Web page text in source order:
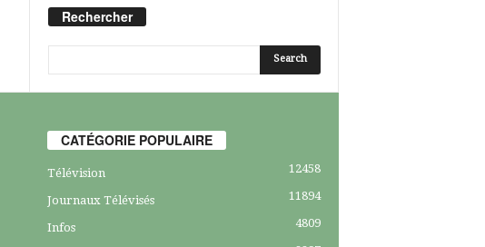
Rechercher
CATÉGORIE POPULAIRE
Télévision 12458
Journaux Télévisés 11894
Infos
4809